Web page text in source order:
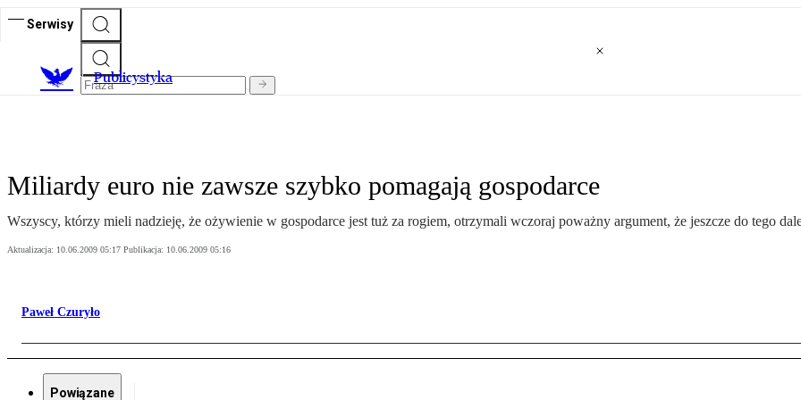
Serwisy
Publicystyka
Miliardy euro nie zawsze szybko pomagają gospodarce
Wszyscy, którzy mieli nadzieję, że ożywienie w gospodarce jest tuż za rogiem, otrzymali wczoraj poważny argument, że jeszcze do tego
Aktualizacja: 10.06.2009 05:17 Publikacja: 10.06.2009 05:16
Paweł Czuryło
Powiązane